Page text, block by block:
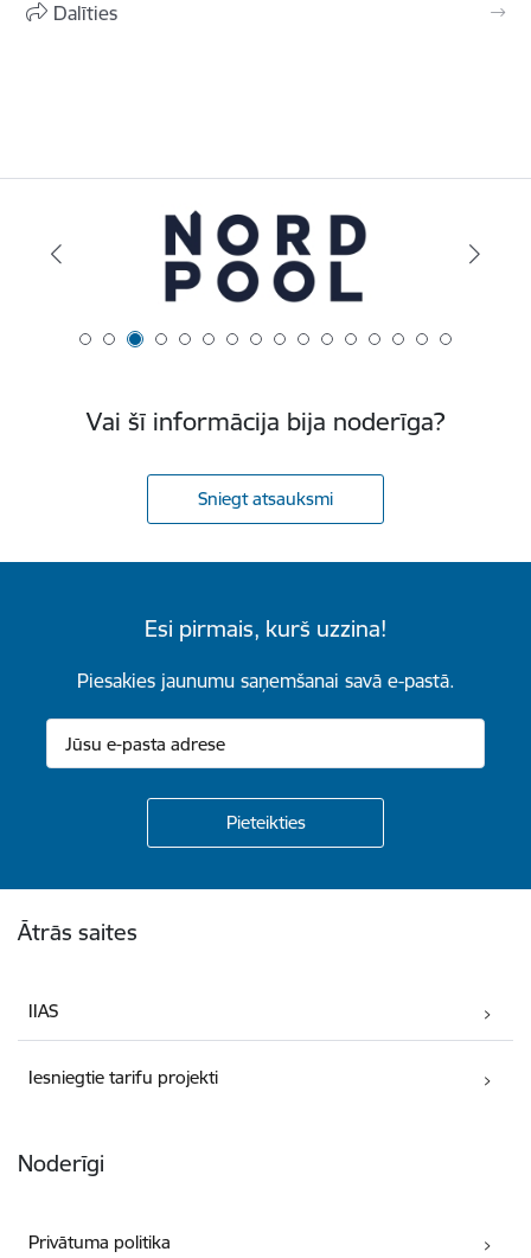
Dalīties
Vai šī informācija bija noderīga?
Sniegt atsauksmi
Esi pirmais, kurš uzzina!
Piesakies jaunumu saņemšanai savā e-pastā.
Ātrās saites
IIAS
Iesniegtie tarifu projekti
Noderīgi
Privātuma politika